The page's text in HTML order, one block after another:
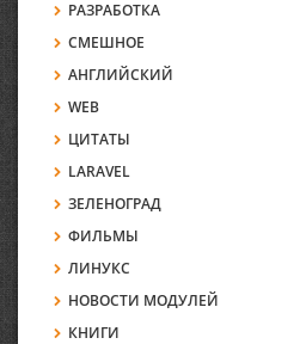
РАЗРАБОТКА
СМЕШНОЕ
АНГЛИЙСКИЙ
WEB
ЦИТАТЫ
LARAVEL
ЗЕЛЕНОГРАД
ФИЛЬМЫ
ЛИНУКС
НОВОСТИ МОДУЛЕЙ
КНИГИ